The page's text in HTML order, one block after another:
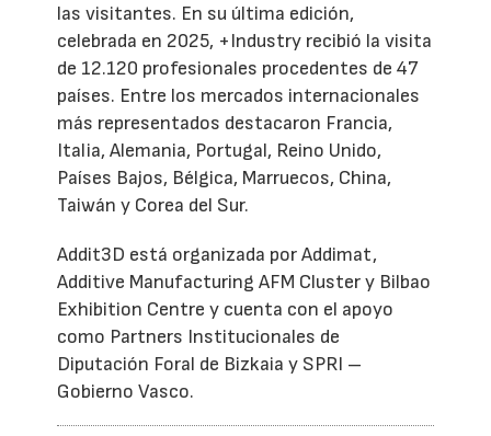
las visitantes. En su última edición,
celebrada en 2025, +Industry recibió la visita
de 12.120 profesionales procedentes de 47
países. Entre los mercados internacionales
más representados destacaron Francia,
Italia, Alemania, Portugal, Reino Unido,
Países Bajos, Bélgica, Marruecos, China,
Taiwán y Corea del Sur.
Addit3D está organizada por Addimat,
Additive Manufacturing AFM Cluster y Bilbao
Exhibition Centre y cuenta con el apoyo
como Partners Institucionales de
Diputación Foral de Bizkaia y SPRI –
Gobierno Vasco.